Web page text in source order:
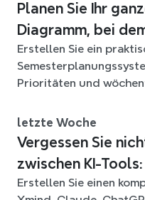
Planen Sie Ihr
Diagramm, bei
bleiben
Erstellen Sie ein
Prioritäten und
verbindet.
letzte Woche
Vergessen Sie
zwischen KI-
Workflow mit
Erstellen Sie einen